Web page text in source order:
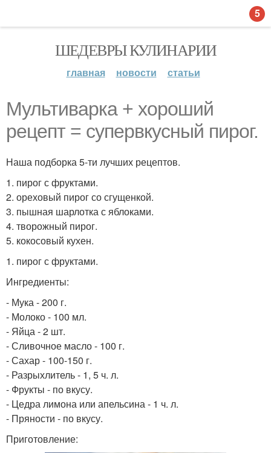
ШЕДЕВРЫ КУЛИНАРИИ
главная новости статьи
Мультиварка + хороший
рецепт = супервкусный пирог.
Наша подборка 5-ти лучших рецептов.
1. пирог с фруктами.
2. ореховый пирог со сгущенкой.
3. пышная шарлотка с яблоками.
4. творожный пирог.
5. кокосовый кухен.
1. пирог с фруктами.
Ингредиенты:
- Мука - 200 г.
- Молоко - 100 мл.
- Яйца - 2 шт.
- Сливочное масло - 100 г.
- Сахар - 100-150 г.
- Разрыхлитель - 1, 5 ч. л.
- Фрукты - по вкусу.
- Цедра лимона или апельсина - 1 ч. л.
- Пряности - по вкусу.
Приготовление:
5